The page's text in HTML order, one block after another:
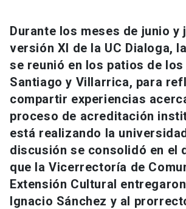
Información para keyboard_arrow_down
Futuros estudiantes
Estudiantes
Académicos
Personal
Alumni
Go to english site launch
ACCESOS DIRECTOS
Admisión launch
Correo UC launch
Durante los meses de junio y
versión XI de la UC Dialoga,
se reunió en los patios de los
Santiago y Villarrica, para
compartir experiencias
proceso de acreditación
está realizando la
discusión se consolidó en el
que la Vicerrectoría de
Extensión Cultural
Ignacio Sánchez y al